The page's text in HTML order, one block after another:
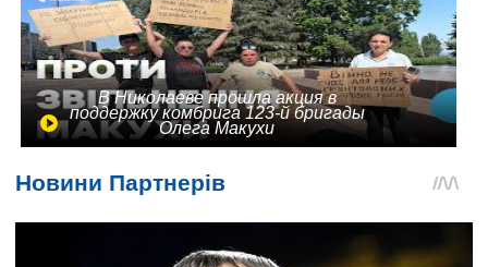
В Николаеве прошла акция в
поддержку комбрига 123-й бригады
Олега Макухи